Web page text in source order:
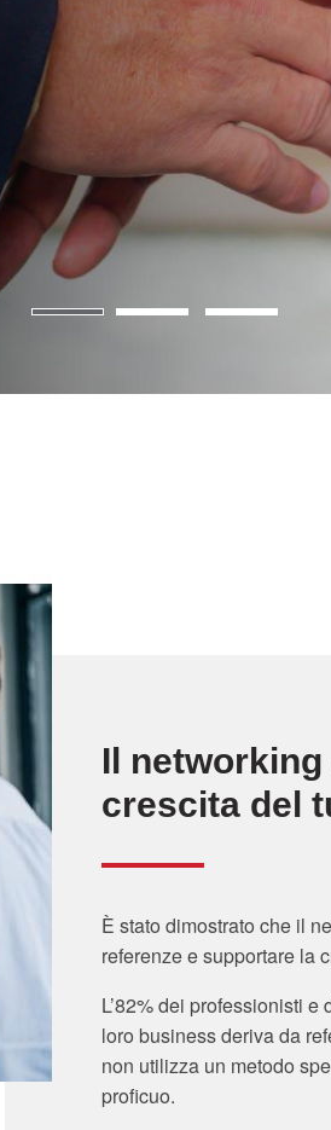
Il
crescita del
È stato dimostrato che il
referenze e supportare la
L’82% dei professionisti
loro business deriva da
non utilizza un metodo
proficuo.